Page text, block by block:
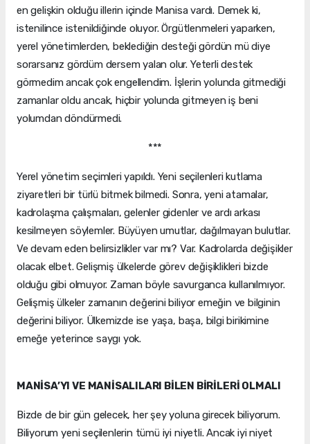
en gelişkin olduğu illerin içinde Manisa vardı. Demek ki,
istenilince istenildiğinde oluyor. Örgütlenmeleri yaparken,
yerel yönetimlerden, beklediğin desteği gördün mü diye
sorarsanız gördüm dersem yalan olur. Yeterli destek
görmedim ancak çok engellendim. İşlerin yolunda gitmediği
zamanlar oldu ancak, hiçbir yolunda gitmeyen iş beni
yolumdan döndürmedi.
***
Yerel yönetim seçimleri yapıldı. Yeni seçilenleri kutlama
ziyaretleri bir türlü bitmek bilmedi. Sonra, yeni atamalar,
kadrolaşma çalışmaları, gelenler gidenler ve ardı arkası
kesilmeyen söylemler. Büyüyen umutlar, dağılmayan bulutlar.
Ve devam eden belirsizlikler var mı? Var. Kadrolarda değişikler
olacak elbet. Gelişmiş ülkelerde görev değişiklikleri bizde
olduğu gibi olmuyor. Zaman böyle savurganca kullanılmıyor.
Gelişmiş ülkeler zamanın değerini biliyor emeğin ve bilginin
değerini biliyor. Ülkemizde ise yaşa, başa, bilgi birikimine
emeğe yeterince saygı yok.
MANİSA’YI VE MANİSALILARI BİLEN BİRİLERİ OLMALI
Bizde de bir gün gelecek, her şey yoluna girecek biliyorum.
Biliyorum yeni seçilenlerin tümü iyi niyetli. Ancak iyi niyet